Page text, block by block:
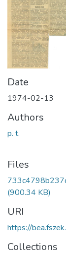
Date
1974-02-13
Authors
p. t.
Files
(900.34 KB)
URI
https://
Collections